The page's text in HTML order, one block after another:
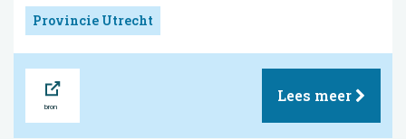
Provincie Utrecht
Lees meer